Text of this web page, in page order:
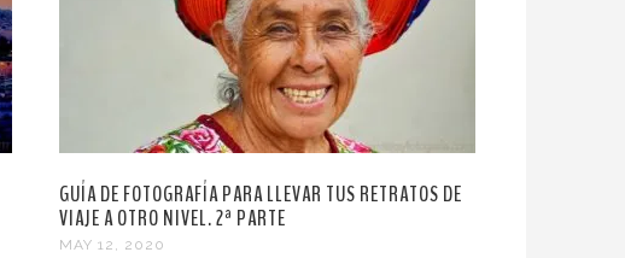
GUÍA DE FOTOGRAFÍA PARA LLEVAR TUS RETRATOS DE
VIAJE A OTRO NIVEL. 2ª PARTE
MAY 12, 2020